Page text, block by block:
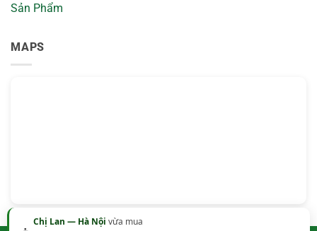
Sản Phẩm
MAPS
Chị Lan — Hà Nội vừa mua